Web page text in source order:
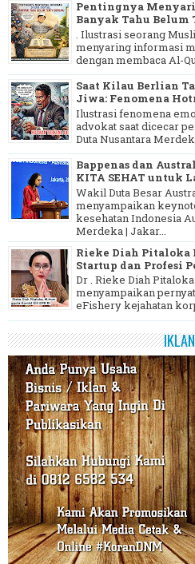
Pentingnya
Banyak Tahu
. Ilustrasi seorang
menyaring informasi
dengan membaca Al-
Saat Kilau Berlian
Jiwa: Fenomena
Ilustrasi fenomena
advokat saat dicecar
Duta Nusantara
Bappenas dan
KITA SEHAT untuk
Wakil Duta Besar
menyampaikan
kesehatan Indonesia
Merdeka | Jakar...
Rieke Diah Pitaloka
Startup dan Profesi
Dr . Rieke Diah
menyampaikan
eFishery kejahatan
IKLAN